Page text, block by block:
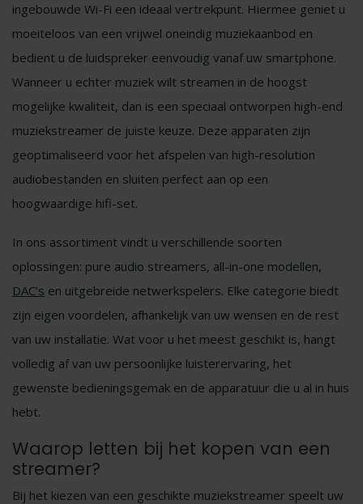
ingebouwde Wi-Fi een ideaal vertrekpunt. Hiermee geniet u
moeiteloos van een vrijwel oneindig muziekaanbod en
bedient u de luidspreker eenvoudig vanaf uw smartphone.
Wanneer u echter muziek wilt streamen in de hoogst
mogelijke kwaliteit, dan is een speciaal ontworpen high-end
muziekstreamer de juiste keuze. Deze apparaten zijn
geoptimaliseerd voor het afspelen van high-resolution
audiobestanden en sluiten perfect aan op een
hoogwaardige hifi-set.
In ons assortiment vindt u verschillende soorten
oplossingen: pure audio streamers, all-in-one modellen,
DAC’s en uitgebreide netwerkspelers. Elke categorie biedt
zijn eigen voordelen, afhankelijk van uw wensen en de rest
van uw installatie. Wat voor u het meest geschikt is, hangt
volledig af van uw persoonlijke luisterervaring, het
gewenste bedieningsgemak en de apparatuur die u al in huis
hebt.
Waarop letten bij het kopen van een
streamer?
Bij het kiezen van een geschikte muziekstreamer speelt uw